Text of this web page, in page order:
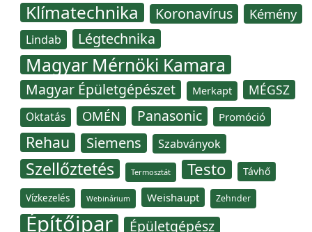
Klímatechnika Koronavírus Kémény
Lindab Légtechnika
Magyar Mérnöki Kamara
Magyar Épületgépészet Merkapt MÉGSZ
Oktatás OMÉN Panasonic Promóció
Rehau Siemens Szabványok
Szellőztetés Termosztát Testo Távhő
Vízkezelés Webinárium Weishaupt Zehnder
Építőipar Épületgépész